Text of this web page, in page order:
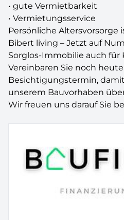
• gute Vermietbarkeit
• Vermietungsservice
Persönliche Altersvorsorge
Bibert living – Jetzt auf
Sorglos-Immobilie auch für
Vereinbaren Sie noch
Besichtigungstermin,
unserem Bauvorhaben
Wir freuen uns darauf Sie